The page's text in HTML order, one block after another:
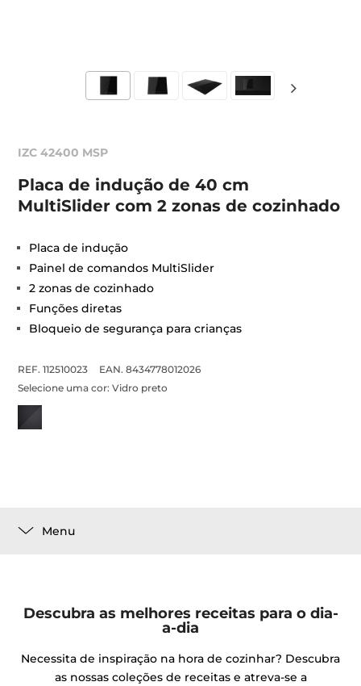
IZC 42400 MSP
Placa de indução de 40 cm
MultiSlider com 2 zonas de cozinhado
Placa de indução
Painel de comandos MultiSlider
2 zonas de cozinhado
Funções diretas
Bloqueio de segurança para crianças
REF. 112510023
EAN. 8434778012026
Selecione uma cor:Vidro preto
Menu
Descubra as melhores receitas para o dia-
a-dia
Necessita de inspiração na hora de cozinhar? Descubra
as nossas coleções de receitas e atreva-se a